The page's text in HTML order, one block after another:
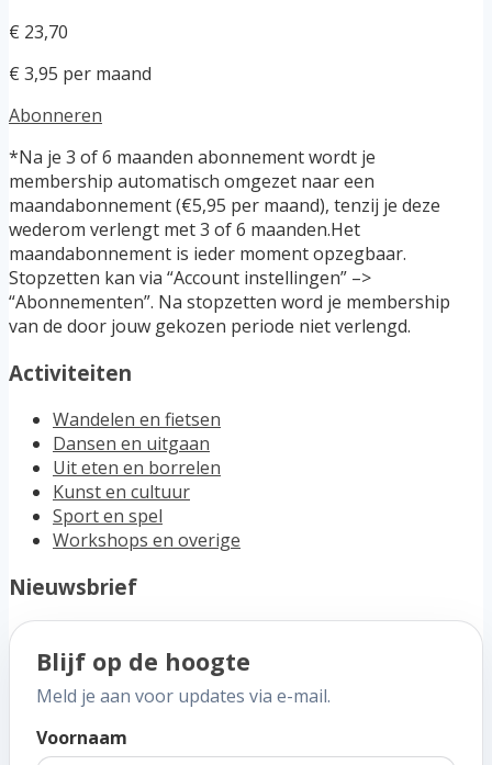
€ 23,70
€ 3,95 per maand
Abonneren
*Na je 3 of 6 maanden abonnement wordt je
membership automatisch omgezet naar een
maandabonnement (€5,95 per maand), tenzij je deze
wederom verlengt met 3 of 6 maanden.Het
maandabonnement is ieder moment opzegbaar.
Stopzetten kan via “Account instellingen” –>
“Abonnementen”. Na stopzetten word je membership
van de door jouw gekozen periode niet verlengd.
Activiteiten
Wandelen en fietsen
Dansen en uitgaan
Uit eten en borrelen
Kunst en cultuur
Sport en spel
Workshops en overige
Nieuwsbrief
Blijf op de hoogte
Meld je aan voor updates via e-mail.
Voornaam